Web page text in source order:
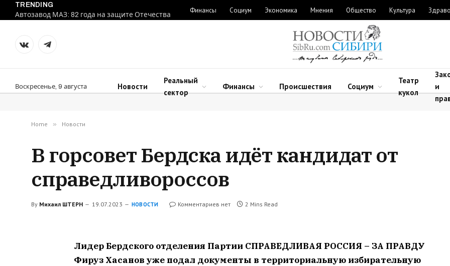
TRENDING
Автозавод МАЗ: 82 года на защите Отечества
Финансы Социум Экономика Мнения Общество Культура
VKontakteTelegram
Воскресенье, 9 августа Новости
Реальный
сектор
Финансы Происшествия Социум
Театр
кукол
и
Home » Новости
В горсовет Бердска идёт кандидат от
справедливороссов
By Михаил ШТЕРН 19.07.2023 НОВОСТИ Комментариев нет 2 Mins Read
Лидер Бердского отделения Партии СПРАВЕДЛИВАЯ РОССИЯ – ЗА ПРАВДУ
Фируз Хасанов уже подал документы в территориальную избирательную